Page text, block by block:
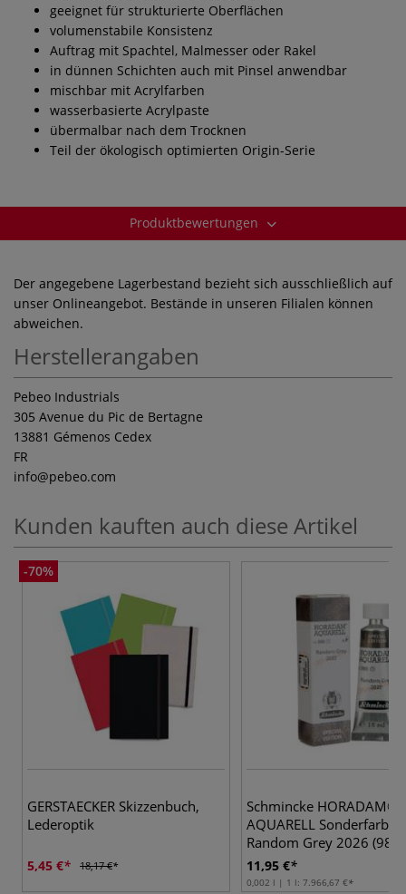
geeignet für strukturierte Oberflächen
volumenstabile Konsistenz
Auftrag mit Spachtel, Malmesser oder Rakel
in dünnen Schichten auch mit Pinsel anwendbar
mischbar mit Acrylfarben
wasserbasierte Acrylpaste
übermalbar nach dem Trocknen
Teil der ökologisch optimierten Origin-Serie
Produktbewertungen
Der angegebene Lagerbestand bezieht sich ausschließlich auf
unser Onlineangebot. Bestände in unseren Filialen können
abweichen.
Herstellerangaben
Pebeo Industrials
305 Avenue du Pic de Bertagne
13881 Gémenos Cedex
FR
info@pebeo.com
Kunden kauften auch diese Artikel
-70%
GERSTAECKER Skizzenbuch,
Lederoptik
5,45 € 18,17 €
Schmincke HORADAM®
AQUARELL
Random Grey 2026
ml
11,95 €
0,002 l | 1 l: 7.966,67 €